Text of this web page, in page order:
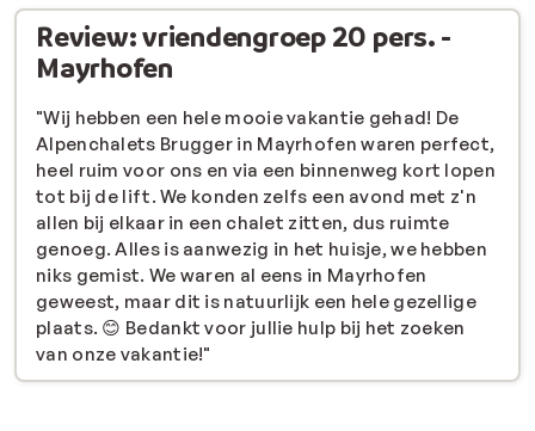
Review: vriendengroep 20 pers. -
Mayrhofen
"Wij hebben een hele mooie vakantie gehad! De
Alpenchalets Brugger in Mayrhofen waren perfect,
heel ruim voor ons en via een binnenweg kort lopen
tot bij de lift. We konden zelfs een avond met z'n
allen bij elkaar in een chalet zitten, dus ruimte
genoeg. Alles is aanwezig in het huisje, we hebben
niks gemist. We waren al eens in Mayrhofen
geweest, maar dit is natuurlijk een hele gezellige
plaats. 😊 Bedankt voor jullie hulp bij het zoeken
van onze vakantie!"